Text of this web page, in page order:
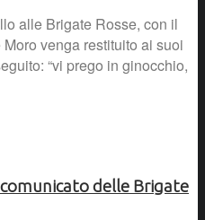
alle Brigate Rosse, con il
venga restituito ai suoi
“vi prego in ginocchio,
delle Brigate